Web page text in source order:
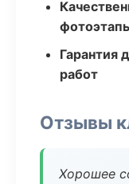
Гарантия
работ
Отзывы
Хорошее